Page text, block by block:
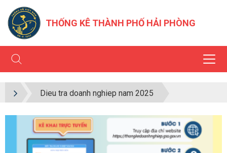
THỐNG KÊ THÀNH PHỐ HẢI PHÒNG
Dieu tra doanh nghiep nam 2025